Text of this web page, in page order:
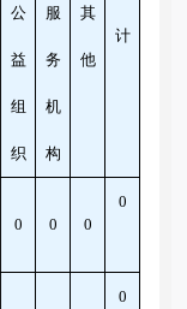
计
公
益
组
织
服
务
机
构
其
他
0 0 0
0
0